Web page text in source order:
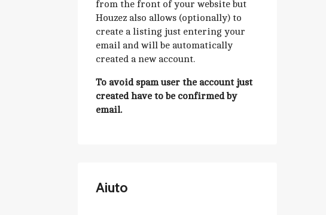
from the front of your website but
Houzez also allows (optionally) to
create a listing just entering your
email and will be automatically
created a new account.
To avoid spam user the account just
created have to be confirmed by
email.
Aiuto